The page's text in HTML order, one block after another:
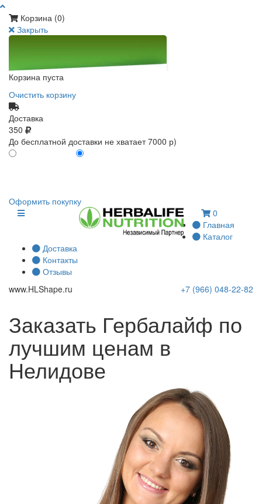
Корзина (0)
Закрыть
Корзина пуста
Очистить корзину
Доставка
350
До бесплатной доставки не хватает 7000 р)
Оформить покупку
0
Главная
Каталог
Доставка
Контакты
Отзывы
www.HLShape.ru +7 (966) 048-22-82
Заказать Гербалайф по
лучшим ценам в
Нелидове